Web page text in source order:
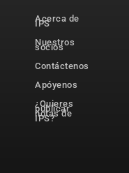
Acerca de
IPS
Nuestros
socios
Contáctenos
Apóyenos
¿Quieres
publicar
notas de
IPS?